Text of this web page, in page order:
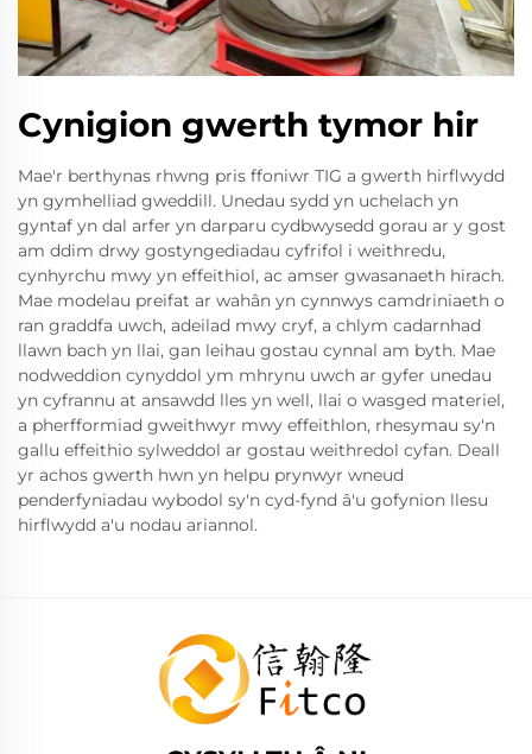
Cynigion gwerth tymor hir
Mae'r berthynas rhwng pris ffoniwr TIG a gwerth hirflwydd
yn gymhelliad gweddill. Unedau sydd yn uchelach yn
gyntaf yn dal arfer yn darparu cydbwysedd gorau ar y gost
am ddim drwy gostyngediadau cyfrifol i weithredu,
cynhyrchu mwy yn effeithiol, ac amser gwasanaeth hirach.
Mae modelau preifat ar wahân yn cynnwys camdriniaeth o
ran graddfa uwch, adeilad mwy cryf, a chlym cadarnhad
llawn bach yn llai, gan leihau gostau cynnal am byth. Mae
nodweddion cynyddol ym mhrynu uwch ar gyfer unedau
yn cyfrannu at ansawdd lles yn well, llai o wasged materiel,
a pherfformiad gweithwyr mwy effeithlon, rhesymau sy'n
gallu effeithio sylweddol ar gostau weithredol cyfan. Deall
yr achos gwerth hwn yn helpu prynwyr wneud
penderfyniadau wybodol sy'n cyd-fynd â'u gofynion llesu
hirflwydd a'u nodau ariannol.